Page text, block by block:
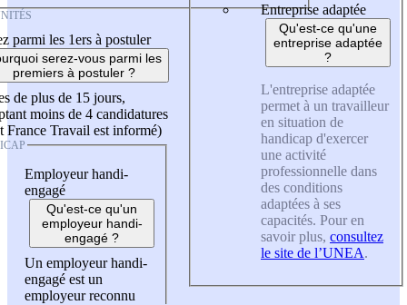
parmi les 1ers à postuler
serez-vous parmi les
premiers à postuler ?
de plus de 15 jours,
moins de 4 candidatures
France Travail est informé)
Employeur handi-
engagé
Qu'est-ce qu'un
employeur handi-
engagé ?
Un employeur handi-
engagé est un
employeur reconnu
Entreprise adaptée
Qu'est-ce qu'une
entreprise adaptée
?
L'entreprise adaptée
permet à un travailleur
en situation de
handicap d'exercer
une activité
professionnelle dans
des conditions
adaptées à ses
capacités. Pour en
savoir plus, consultez
le site de l’UNEA.